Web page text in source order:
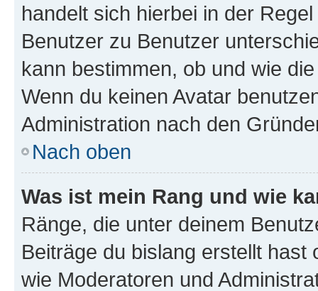
handelt sich hierbei in der
Benutzer zu Benutzer
kann bestimmen, ob und wie
Wenn du keinen Avatar
Administration nach den
Nach oben
Was ist mein Rang und wie
Ränge, die unter deinem
Beiträge du bislang erstellt
wie Moderatoren und